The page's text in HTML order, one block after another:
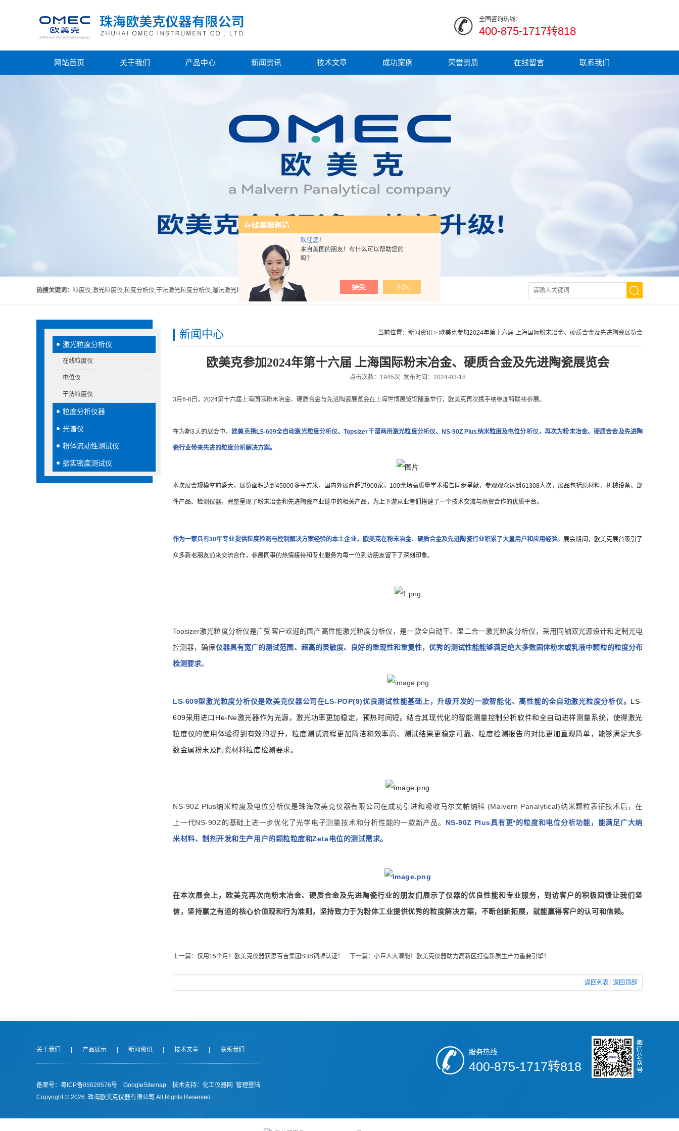
欢迎您！
来自美国的朋友！有什么可以帮助您的
吗？
全国咨询热线：
400-875-1717转818
网站首页 关于我们 产品中心 新闻资讯 技术文章 成功案例 荣誉资质 在线留言 联系我们
热搜关键词： 粒度仪,激光粒度仪,粒度分析仪,干法激光粒度分析仪,湿法激光粒度分析仪
激光粒度分析仪
在线粒度仪
电位仪
干法粒度仪
粒度分析仪器
光谱仪
粉体流动性测试仪
振实密度测试仪
当前位置： 新闻资讯 > 欧美克参加2024年第十六届 上海国际粉末冶金、硬质合金及先进陶瓷展览会
新闻中心
欧美克参加2024年第十六届 上海国际粉末冶金、硬质合金及先进陶瓷展览会
点击次数：1945次 发布时间：2024-03-18
3月6-8日，2024第十六届上海国际粉末冶金、硬质合金与先进陶瓷展览会在上海世博展览馆隆重举行，欧美克再次携手纳维加特联袂参展。
在为期3天的展会中， 欧美克携LS-609全自动激光粒度分析仪、Topsizer干湿两用激光粒度分析仪、NS-90Z Plus纳米粒度及电位分析仪，再次为粉末冶金、硬质合金及先进陶
瓷行业带来先进的粒度分析解决方案。
本次展会规模空前盛大，展览面积达到45000多平方米，国内外展商超过900家，100余场高质量学术报告同步呈献，参观观众达到61308人次，展品包括原材料、机械设备、部
件产品、检测仪器，完整呈现了粉末冶金和先进陶瓷产业链中的相关产品，为上下游从业者们搭建了一个技术交流与商贸合作的优质平台。
作为一家具有30年专业提供粒度检测与控制解决方案经验的本土企业，欧美克在粉末冶金、硬质合金及先进陶瓷行业积累了大量用户和应用经验。展会期间，欧美克展台吸引了
众多新老朋友前来交流合作，参展同事的热情接待和专业服务为每一位到访朋友留下了深刻印象。
Topsizer激光粒度分析仪是广受客户欢迎的国产高性能激光粒度分析仪，是一款全自动干、湿二合一激光粒度分析仪，采用同轴双光源设计和定制光电
控测器，确保仪器具有宽广的测试范围、超高的灵敏度、良好的重现性和重复性，优秀的测试性能能够满足绝大多数固体粉末或乳液中颗粒的粒度分布
检测要求。
LS-609型激光粒度分析仪是欧美克仪器公司在LS-POP(9)优良测试性能基础上，升级开发的一款智能化、高性能的全自动激光粒度分析仪。 LS-
609采用进口He-Ne激光器作为光源，激光功率更加稳定，预热时间短。结合其现代化的智能测量控制分析软件和全自动进样测量系统，使得激光
粒度仪的使用体验得到有效的提升，粒度测试流程更加简洁和效率高、测试结果更稳定可靠、粒度检测报告的对比更加直观简单，能够满足大多
数金属粉末及陶瓷材料粒度检测要求。
NS-90Z Plus纳米粒度及电位分析仪是珠海欧美克仪器有限公司在成功引进和吸收马尔文帕纳科 (Malvern Panalytical)纳米颗粒表征技术后，在
上一代NS-90Z的基础上进一步优化了光学电子测量技术和分析性能的一款新产品。 NS-90Z Plus具有更*的粒度和电位分析功能，能满足广大纳
米材料、制剂开发和生产用户的颗粒粒度和Zeta电位的测试需求。
在本次展会上，欧美克再次向粉末冶金、硬质合金及先进陶瓷行业的朋友们展示了仪器的优良性能和专业服务，到访客户的积极回馈让我们坚
信，坚持赢之有道的核心价值观和行为准则，坚持致力于为粉体工业提供优秀的粒度解决方案，不断创新拓展，就能赢得客户的认可和信赖。
上一篇： 仅用15个月！欧美克仪器获思百吉集团SBS铜牌认证！ 下一篇： 小巨人大潜能！欧美克仪器助力高新区打造新质生产力重要引擎！
返回列表 返回顶部
关于我们 产品展示 新闻资讯 技术文章 联系我们
备案号： 粤ICP备05028576号 GoogleSitemap 技术支持： 化工仪器网 管理登陆
Copyright © 2026 珠海欧美克仪器有限公司 All Rights Reserved.
服务热线
400-875-1717转818